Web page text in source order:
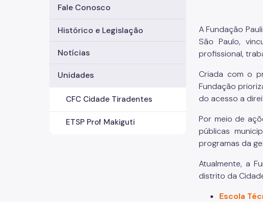
Fale Conosco
Histórico e Legislação
Notícias
Unidades
CFC Cidade Tiradentes
ETSP Prof Makiguti
A Fundação
São Paulo,
profissional,
Criada com o
Fundação
do acesso a
Por meio de
públicas
programas da
Atualmente, a
distrito da
Escola